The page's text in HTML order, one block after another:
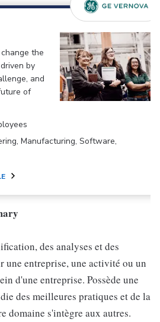
the
by
and
of
Manufacturing, Software,
des analyses et des
une entreprise, une activité ou un
d'une entreprise. Possède une
des meilleures pratiques et de la
domaine s'intègre aux autres.